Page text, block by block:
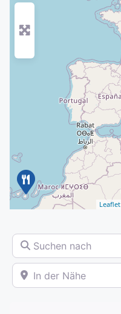
Leaflet
Suchen nach
In der Nähe